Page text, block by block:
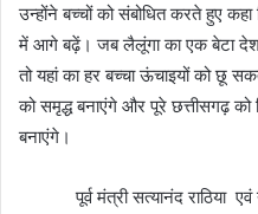
उन्होंने बच्चों को संबोधित करते हुए
में आगे बढ़ें। जब लैलूंगा का एक बेटा देश
तो यहां का हर बच्चा ऊंचाइयों को छू
को समृद्ध बनाएंगे और पूरे छत्तीसगढ़
बनाएंगे।
पूर्व मंत्री सत्यानंद राठिया एवं